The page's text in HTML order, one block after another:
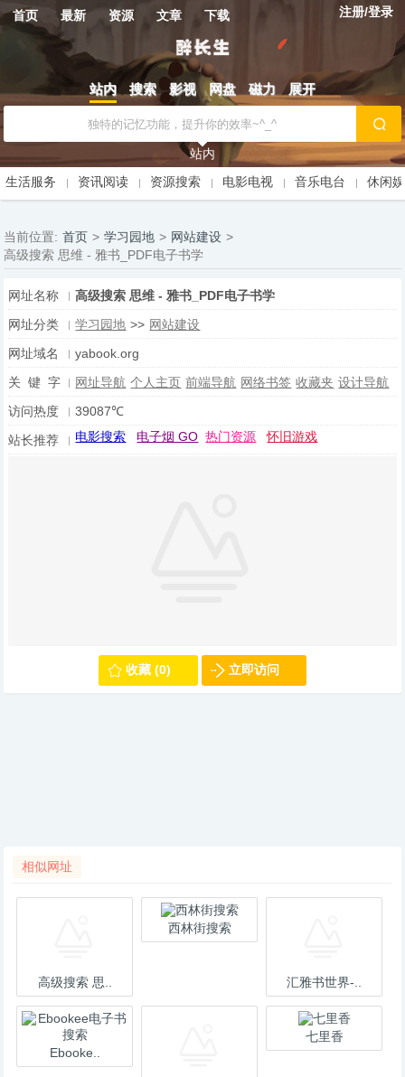
首页 最新 资源 文章 下载 注册/登录
站内 搜索 影视 网盘 磁力 展开
站内
生活服务
资讯阅读 资源搜索 电影电视 音乐电台 休闲
当前位置: 首页 > 学习园地 > 网站建设 >
高级搜索 思维 - 雅书_PDF电子书学
网址名称
高级搜索 思维 - 雅书_PDF电子书学
网址分类
学习园地 >> 网站建设
网址域名
yabook.org
关 键 字
网址导航 个人主页 前端导航 网络书签 收藏夹 设计导航
访问热度
39087℃
站长推荐
电影搜索 电子烟 GO 热门资源 怀旧游戏
收藏 (0) 立即访问
相似网址
高级搜索 思..
西林街搜索
汇雅书世界-..
Ebooke..
七里香